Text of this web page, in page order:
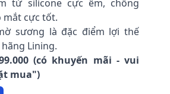
từ silicone cực êm, chống
mắt cực tốt.
sương là đặc điểm lợi thế
Lining.
(có khuyến mãi - vui
mua")